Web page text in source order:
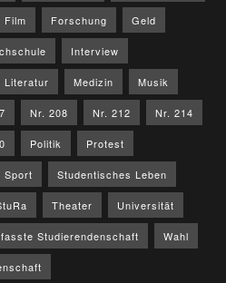
Film Forschung Geld
Interview
Literatur Medizin Musik
Nr. 208 Nr. 212 Nr. 214
Politik Protest
Sport Studentisches Leben
Theater Universität
Studierendenschaft Wahl